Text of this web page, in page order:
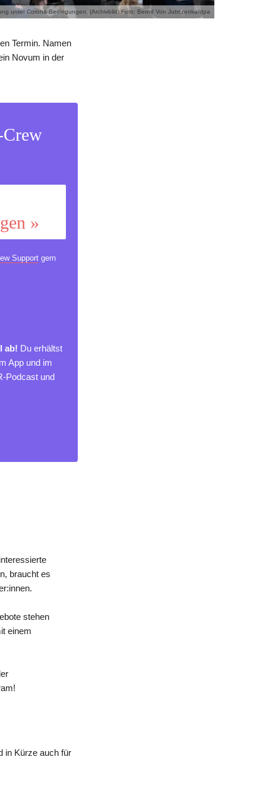
unter Corona-Bedingungen. (Archivbild) Foto: Bernd Von Jutrczenka/dpa
Termin. Namen
Novum in der
»
Supportgern
ab! Du erhältst
App und im
Podcast und
braucht es
stehen
einem
in Kürze auch für